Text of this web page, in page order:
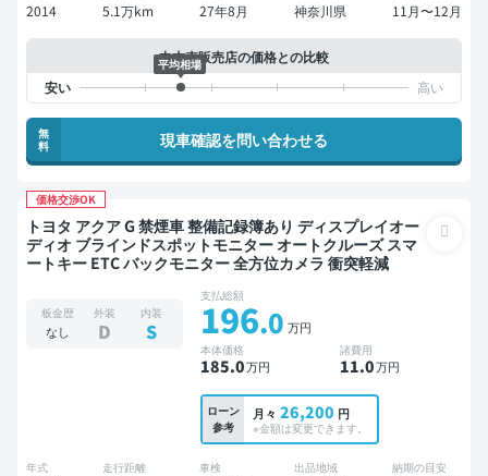
2014 5.1万km 27年8月 神奈川県 11月〜12月
中古車販売店の価格との比較
平均相場
無
料
現車確認を問い合わせる
価格交渉OK
トヨタ アクア G 禁煙車 整備記録簿あり ディスプレイオー
ディオ ブラインドスポットモニター オートクルーズ スマ
ートキー ETC バックモニター 全方位カメラ 衝突軽減
板金歴
なし
外装
D
内装
S
支払総額
196.0 万円
本体価格
185.0万円
諸費用
11.0万円
ローン
参考
月々 26,200 円
※金額は変更できます。
年式 走行距離 車検 出品地域 納期の目安